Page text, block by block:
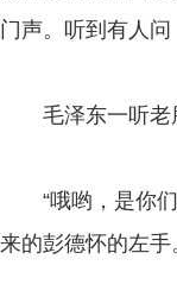
门声。听到有人
毛泽东一听老
“哦哟，是你们
来的彭德怀的左手